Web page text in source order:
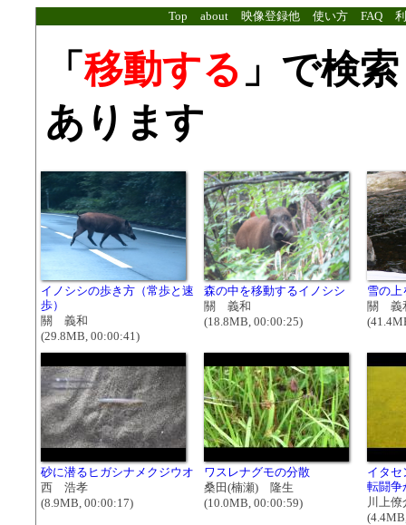
Top about 映像登録他 使い方 FAQ
「移動する 」で検
あります
イノシシの歩き方（常歩と速
歩）
關 義和
(29.8MB, 00:00:41)
森の中を移動するイノシシ
關 義和
(18.8MB, 00:00:25)
雪の上
關 義
砂に潜るヒガシナメクジウオ
西 浩孝
(8.9MB, 00:00:17)
ワスレナグモの分散
桑田(楠瀬) 隆生
(10.0MB, 00:00:59)
イタセ
転闘争
川上僚